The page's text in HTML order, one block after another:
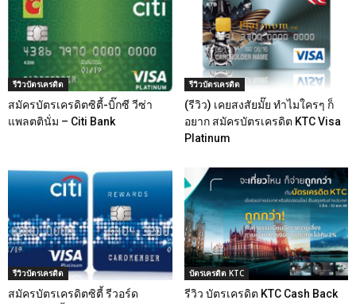
รีวิวบัตรเครดิต
สมัครบัตรเครดิตซิตี้-บิ๊กซี วีซ่า
แพลตตินั่ม – Citi Bank
รีวิวบัตรเครดิต
(รีวิว) เคยสงสัยมั๊ย ทำไมใครๆ ก็
อยาก สมัครบัตรเครดิต KTC Visa
Platinum
รีวิวบัตรเครดิต
สมัครบัตรเครดิตซิตี้ รีวอร์ด
บัตรเครดิต KTC
รีวิว บัตรเครดิต KTC Cash Back